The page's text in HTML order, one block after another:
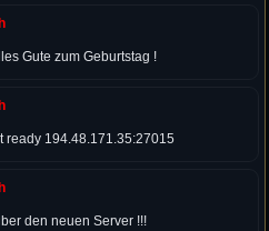
Gute zum Geburtstag !
ready 194.48.171.35:27015
den neuen Server !!!